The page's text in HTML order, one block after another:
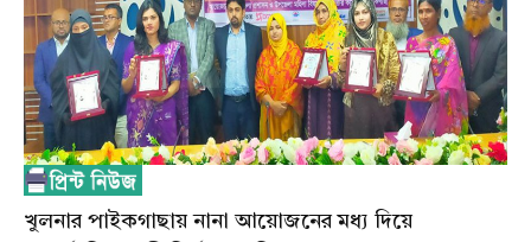
খুলনার পাইকগাছায় নানা আয়োজনের মধ্য দিয়ে